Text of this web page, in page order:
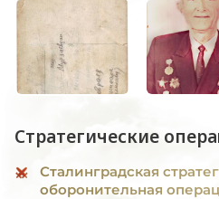
Стратегические
Сталинградская
оборонительная